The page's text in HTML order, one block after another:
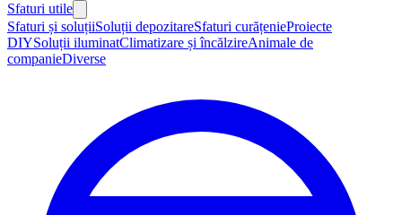
Sfaturi utile
Sfaturi și soluțiiSoluții depozitareSfaturi curățenieProiecte
DIYSoluții iluminatClimatizare și încălzireAnimale de
companieDiverse